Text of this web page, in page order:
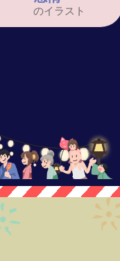
のイラスト